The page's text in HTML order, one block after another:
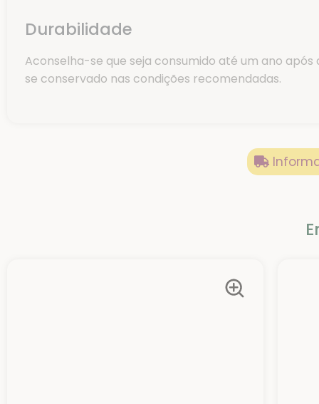
Durabilidade
Aconselha-se que seja consumido até um ano após
se conservado nas condições recomendadas.